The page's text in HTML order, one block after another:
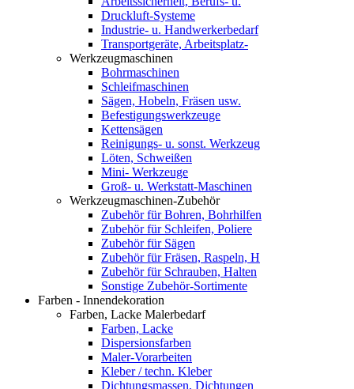
Druckluft-Systeme
Industrie- u. Handwerkerbedarf
Transportgeräte, Arbeitsplatz-
Werkzeugmaschinen
Bohrmaschinen
Schleifmaschinen
Sägen, Hobeln, Fräsen usw.
Befestigungswerkzeuge
Kettensägen
Reinigungs- u. sonst. Werkzeug
Löten, Schweißen
Mini- Werkzeuge
Groß- u. Werkstatt-Maschinen
Werkzeugmaschinen-Zubehör
Zubehör für Bohren, Bohrhilfen
Zubehör für Schleifen, Poliere
Zubehör für Sägen
Zubehör für Fräsen, Raspeln, H
Zubehör für Schrauben, Halten
Sonstige Zubehör-Sortimente
Farben - Innendekoration
Farben, Lacke Malerbedarf
Farben, Lacke
Dispersionsfarben
Maler-Vorarbeiten
Kleber / techn. Kleber
Dichtungsmassen, Dichtungen